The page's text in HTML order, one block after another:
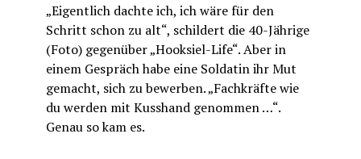
„Eigentlich dachte ich, ich wäre für den
Schritt schon zu alt“, schildert die 40-Jährige
(Foto) gegenüber „Hooksiel-Life“. Aber in
einem Gespräch habe eine Soldatin ihr Mut
gemacht, sich zu bewerben. „Fachkräfte wie
du werden mit Kusshand genommen …“.
Genau so kam es.